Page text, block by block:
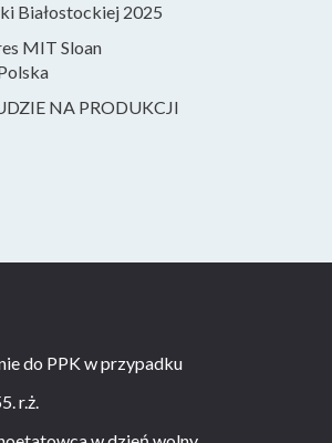
Białostockiej 2025
MIT Sloan
NA PRODUKCJI
do PPK w przypadku
r.ż.